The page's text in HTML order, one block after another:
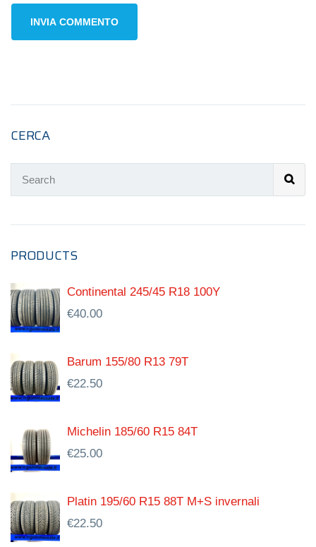
CERCA
PRODUCTS
Continental 245/45 R18 100Y
€40.00
Barum 155/80 R13 79T
€22.50
Michelin 185/60 R15 84T
€25.00
Platin 195/60 R15 88T M+S invernali
€22.50